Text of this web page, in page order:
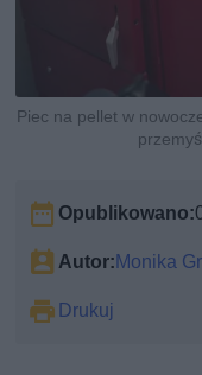
Piec na pellet w
Opublikowano:
Autor: Monika
Drukuj